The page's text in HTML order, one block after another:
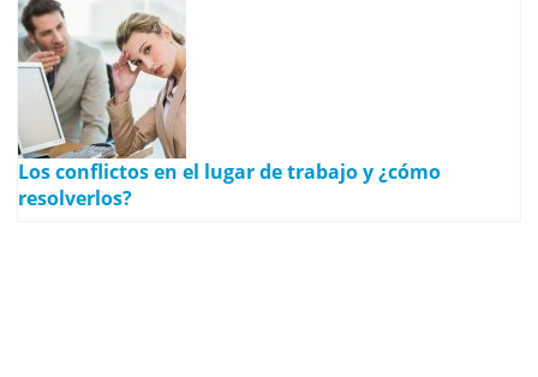
Los conflictos en el lugar de trabajo y ¿cómo
resolverlos?